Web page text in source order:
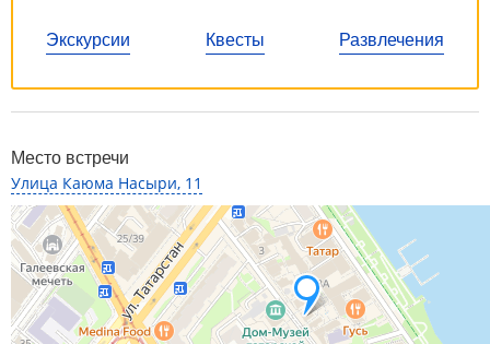
Экскурсии Квесты Развлечения
Место встречи
Улица Каюма Насыри, 11